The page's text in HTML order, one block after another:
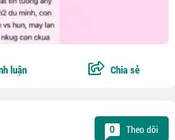
luận Chia sẻ
0 Theo dõi